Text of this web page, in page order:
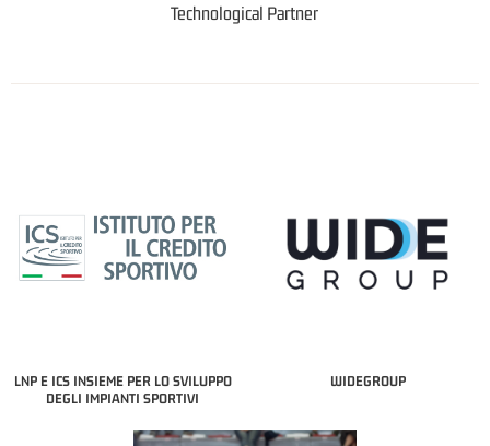
Technological Partner
LNP E ICS INSIEME PER LO SVILUPPO
DEGLI IMPIANTI SPORTIVI
WIDEGROUP